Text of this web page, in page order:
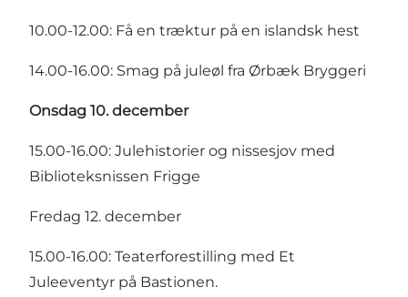
10.00-12.00: Få en træktur på en islandsk hest
14.00-16.00: Smag på juleøl fra Ørbæk Bryggeri
Onsdag 10. december
15.00-16.00: Julehistorier og nissesjov med
Biblioteksnissen Frigge
Fredag 12. december
15.00-16.00: Teaterforestilling med Et
Juleeventyr på Bastionen.